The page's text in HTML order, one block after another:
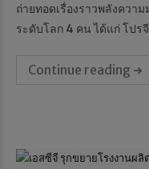
ถ่ายทอดเรื่องราวพลังคว
ระดับโลก 4 คน ได้แก่ โปร
Continue reading